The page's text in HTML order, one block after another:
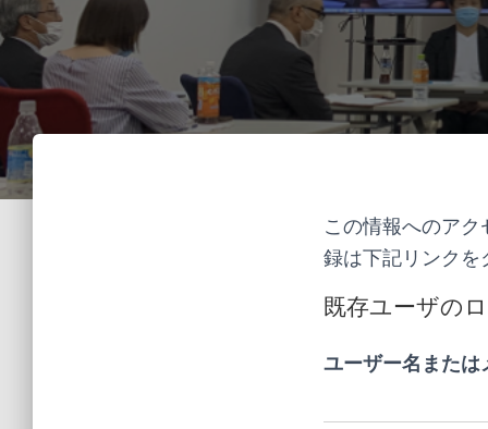
この情報へのア
録は下記リンクを
既存ユーザの
ユーザー名または